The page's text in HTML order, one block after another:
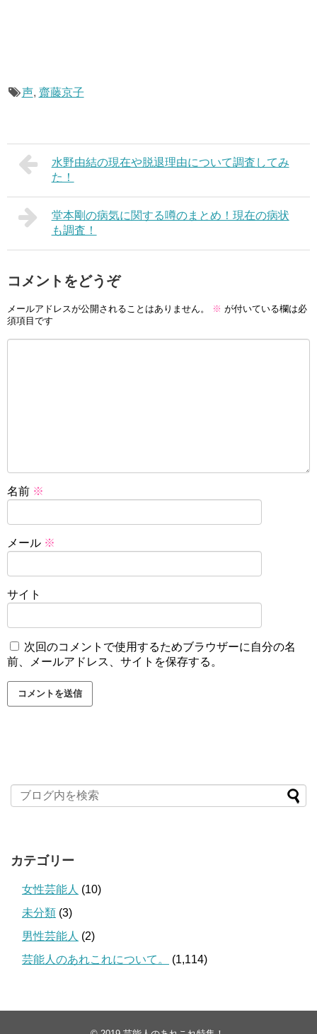
声, 齋藤京子
水野由結の現在や脱退理由について調査してみ
た！
堂本剛の病気に関する噂のまとめ！現在の病状
も調査！
コメントをどうぞ
メールアドレスが公開されることはありません。 ※ が付いている欄は必
須項目です
名前 ※
メール ※
サイト
次回のコメントで使用するためブラウザーに自分の名
前、メールアドレス、サイトを保存する。
カテゴリー
女性芸能人 (10)
未分類 (3)
男性芸能人 (2)
芸能人のあれこれについて。
(1,114)